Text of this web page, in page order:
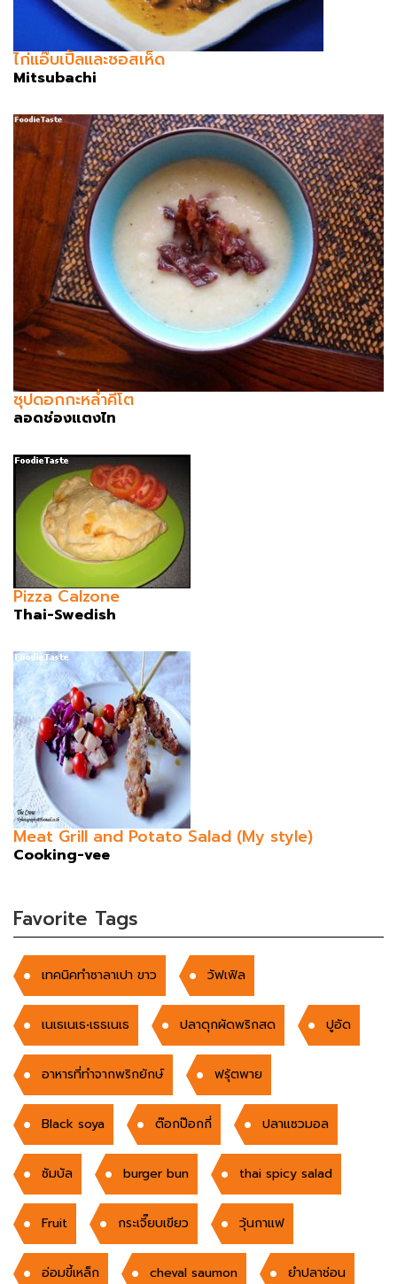
ไก่แอ๊บเปิ้ลและซอสเห็ด
Mitsubachi
ซุปดอกกะหล่ำคีโต
ลอดช่องแตงไท
Pizza Calzone
Thai-Swedish
Meat Grill and Potato Salad (My style)
Cooking-vee
Favorite Tags
เทคนิคทำซาลาเปา ขาว วัฟเฟิล
เนเธเนเธ•เธธเนเธ ปลาดุกผัดพริกสด ปูอัด
อาหารที่ทำจากพริกยักษ์ ฟรุ้ตพาย
Black soya ต๊อกป๊อกกี่ ปลาแซวมอล
ซัมบัล burger bun thai spicy salad
Fruit กระเจี๊ยบเขียว วุ้นกาแฟ
อ่อมขี้เหล็ก cheval saumon ยำปลาช่อน